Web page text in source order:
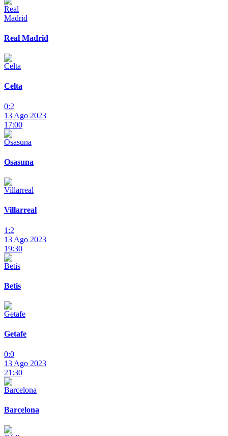
Real Madrid
Celta
0:2
13 Ago 2023
17:00
Osasuna
Villarreal
1:2
13 Ago 2023
19:30
Betis
Getafe
0:0
13 Ago 2023
21:30
Barcelona